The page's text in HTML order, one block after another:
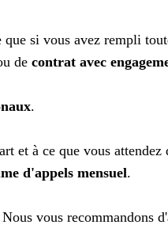
si vous avez rempli
de contrat avec
.
et à ce que vous
d'appels mensuel.
vous recommandons